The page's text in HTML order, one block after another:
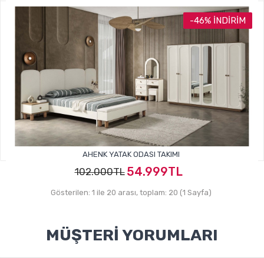
115.000TL 54.999TL
-46% İNDIRIM
AHENK YATAK ODASI TAKIMI
102.000TL 54.999TL
Gösterilen: 1 ile 20 arası, toplam: 20 (1 Sayfa)
MÜŞTERI YORUMLARI